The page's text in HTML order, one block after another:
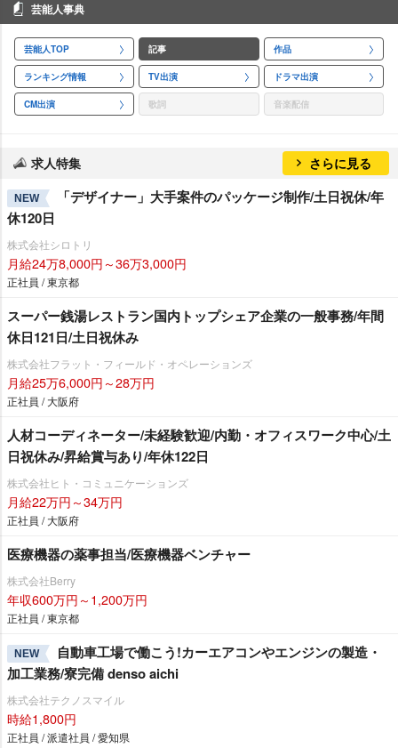
芸能人事典
芸能人TOP 記事 作品
ランキング情報 TV出演 ドラマ出演
CM出演 歌詞 音楽配信
求人特集 さらに見る
NEW
「デザイナー」大手案件のパッケージ制作/土日祝休/年
休120日
株式会社シロトリ
月給24万8,000円～36万3,000円
正社員 / 東京都
スーパー銭湯レストラン国内トップシェア企業の一般事務/年間
休日121日/土日祝休み
株式会社フラット・フィールド・オペレーションズ
月給25万6,000円～28万円
正社員 / 大阪府
人材コーディネーター/未経験歓迎/内勤・オフィスワーク中心/土
日祝休み/昇給賞与あり/年休122日
株式会社ヒト・コミュニケーションズ
月給22万円～34万円
正社員 / 大阪府
医療機器の薬事担当/医療機器ベンチャー
株式会社Berry
年収600万円～1,200万円
正社員 / 東京都
NEW
自動車工場で働こう!カーエアコンやエンジンの製造・
加工業務/寮完備 denso aichi
株式会社テクノスマイル
時給1,800円
正社員 / 派遣社員 / 愛知県